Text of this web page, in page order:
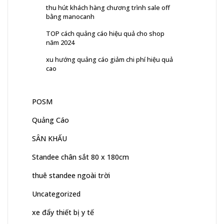
thu hút khách hàng chương trình sale off
bằng manocanh
TOP cách quảng cáo hiệu quả cho shop
năm 2024
xu hướng quảng cáo giảm chi phí hiệu quả
cao
POSM
Quảng Cáo
SÂN KHẤU
Standee chân sắt 80 x 180cm
thuê standee ngoài trời
Uncategorized
xe đẩy thiết bị y tế